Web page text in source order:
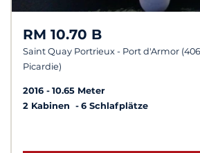
RM 10.70 B
Saint Quay Portrieux - Port d'Armor
Picardie)
2016
10.65 Meter
2 Kabinen
6 Schlafplätze